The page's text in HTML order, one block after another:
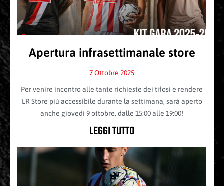
Apertura infrasettimanale store
7 Ottobre 2025
Per venire incontro alle tante richieste dei tifosi e rendere
LR Store più accessibile durante la settimana, sarà aperto
anche giovedì 9 ottobre, dalle 15:00 alle 19:00!
LEGGI TUTTO